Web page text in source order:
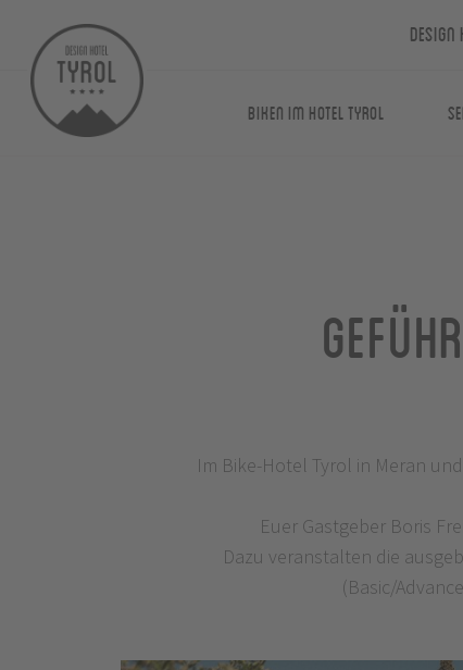
Biken im Hotel Tyrol
Im Bike-Hotel Tyrol in Meran
Euer Gastgeber Boris
Dazu veranstalten die
(Basic/